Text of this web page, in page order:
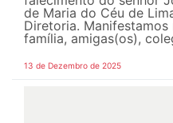
de Maria do Céu de
Diretoria.
família, amigas(os),
13 de Dezembro de 2025